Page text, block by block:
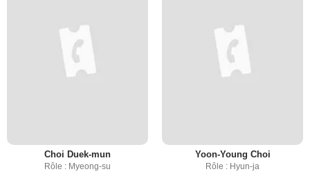
Choi Duek-mun
Rôle : Myeong-su
Yoon-Young Choi
Rôle : Hyun-ja